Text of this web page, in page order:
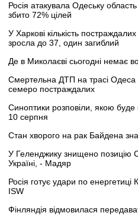
Росія атакувала Одеську
збито 72% цілей
У Харкові кількість
зросла до 37, один загиблий
Де в Миколаєві сьогодні немає
Смертельна ДТП на трасі Одеса
семеро постраждалих
Синоптики розповіли, якою буде
10 серпня
Стан хворого на рак Байдена
У Геленджику знищено позицію
Україні, - Мадяр
Росія готує удари по
ISW
Фінляндія відмовилася